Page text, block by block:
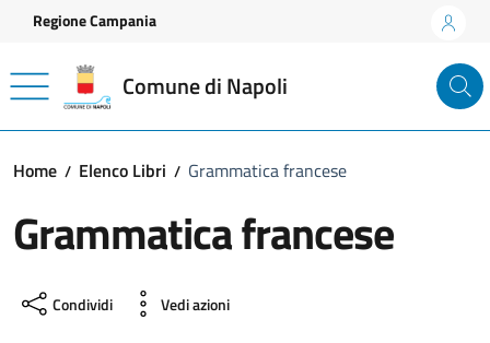
Vai ai contenuti
Vai al footer
Regione Campania
Comune di Napoli
Home Elenco Libri Grammatica francese
Grammatica francese
Condividi Vedi azioni